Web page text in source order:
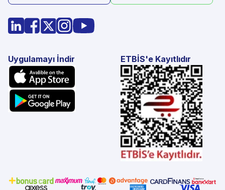
Uygulamayı İndir ETBİS'e Kayıtlıdır